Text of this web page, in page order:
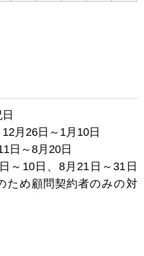
月26日～1月10日
日～8月20日
～10日、8月21日～31日
ため顧問契約者のみの対